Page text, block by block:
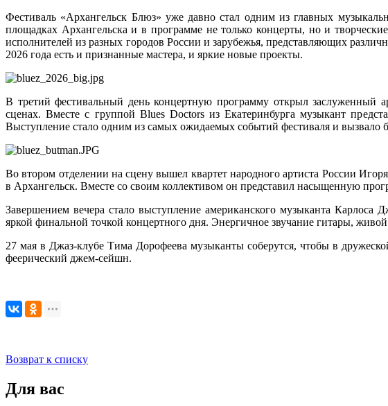
Фестиваль «Архангельск Блюз» уже давно стал одним из главных
площадках Архангельска и в программе не только концерты, но и
исполнителей из разных городов России и зарубежья, представляющих
2026 года есть и признанные мастера, и яркие новые проекты.
В третий фестивальный день концертную программу открыл
сценах. Вместе с группой Blues Doctors из Екатеринбурга музыкант
Выступление стало одним из самых ожидаемых событий фестиваля и вызвало
Во втором отделении на сцену вышел квартет народного артиста России
в Архангельск. Вместе со своим коллективом он представил насыщенную
Завершением вечера стало выступление американского музыканта
яркой финальной точкой концертного дня. Энергичное звучание гитары,
27 мая в Джаз-клубе Тима Дорофеева музыканты соберутся, чтобы в
феерический джем-сейшн.
Возврат к списку
Для вас